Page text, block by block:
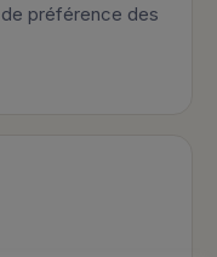
préférence des